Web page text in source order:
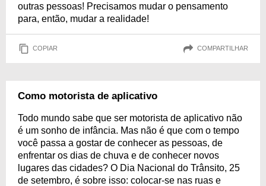
outras pessoas! Precisamos mudar o pensamento
para, então, mudar a realidade!
COPIAR COMPARTILHAR
Como motorista de aplicativo
Todo mundo sabe que ser motorista de aplicativo não
é um sonho de infância. Mas não é que com o tempo
você passa a gostar de conhecer as pessoas, de
enfrentar os dias de chuva e de conhecer novos
lugares das cidades? O Dia Nacional do Trânsito, 25
de setembro, é sobre isso: colocar-se nas ruas e